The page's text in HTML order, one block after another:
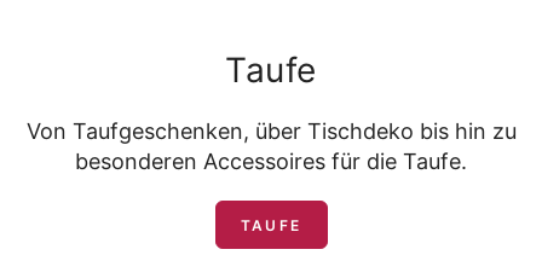
Taufe
Von Taufgeschenken, über Tischdeko bis hin zu
besonderen Accessoires für die Taufe.
TAUFE